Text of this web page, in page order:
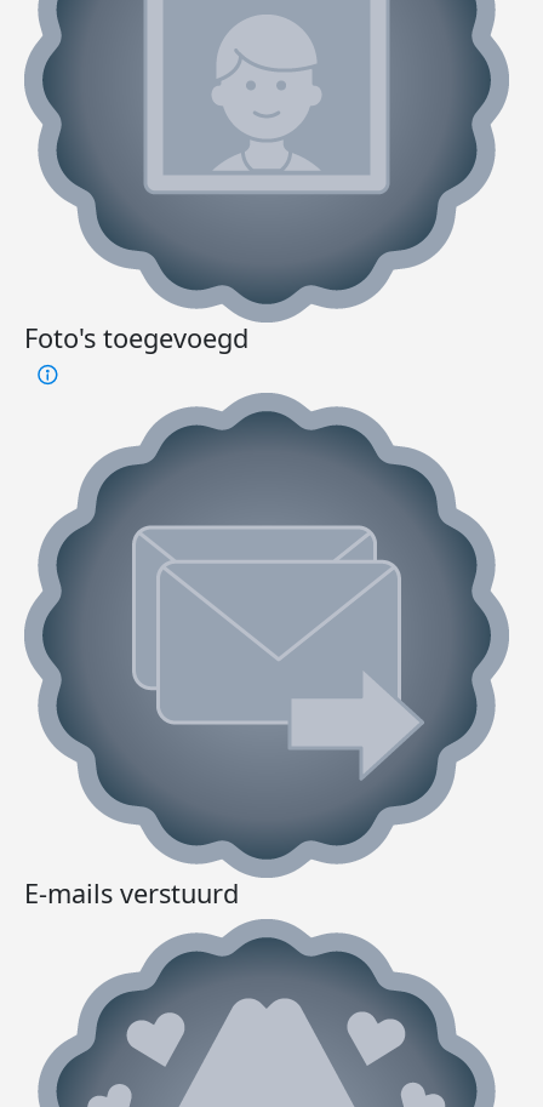
Foto's toegevoegd
E-mails verstuurd